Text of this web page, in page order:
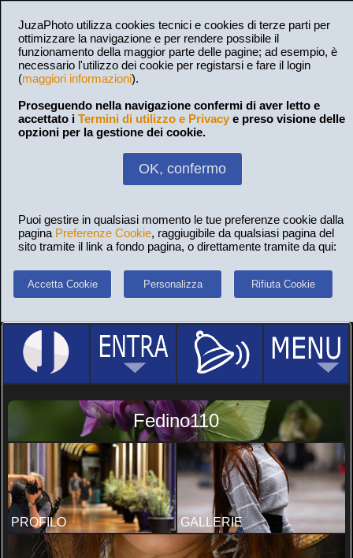
JuzaPhoto utilizza cookies tecnici e cookies di terze parti per
ottimizzare la navigazione e per rendere possibile il
funzionamento della maggior parte delle pagine; ad esempio, è
necessario l'utilizzo dei cookie per registarsi e fare il login
(maggiori informazioni).
Proseguendo nella navigazione confermi di aver letto e
accettato i Termini di utilizzo e Privacy e preso visione delle
opzioni per la gestione dei cookie.
OK, confermo
Puoi gestire in qualsiasi momento le tue preferenze cookie dalla
pagina Preferenze Cookie, raggiugibile da qualsiasi pagina del
sito tramite il link a fondo pagina, o direttamente tramite da qui:
Accetta Cookie Personalizza Rifiuta Cookie
Fedino110
PROFILO GALLERIE